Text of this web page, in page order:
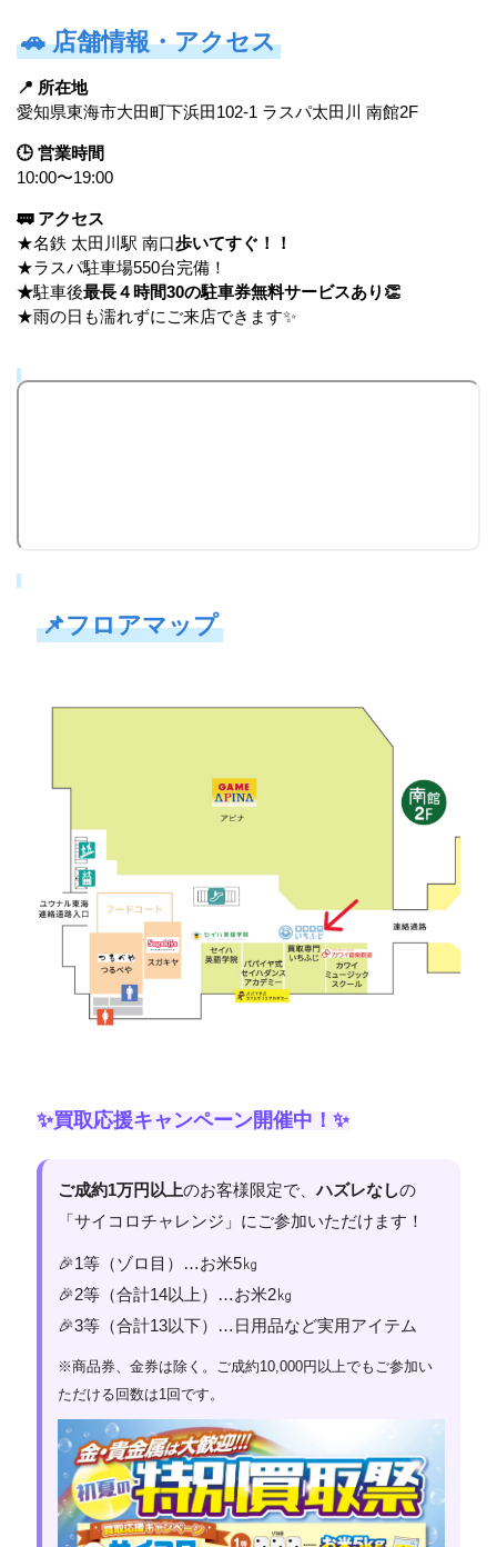
🚗店舗情報・アクセス
📍 所在地
愛知県東海市大田町下浜田102-1 ラスパ太田川 南館2F
🕒 営業時間
10:00〜19:00
🚃 アクセス
★名鉄 太田川駅 南口歩いてすぐ！！
★ラスパ駐車場550台完備！
★駐車後最長４時間30の駐車券無料サービスあり👏
★雨の日も濡れずにご来店できます✨
📌フロアマップ
✨買取応援キャンペーン開催中！✨
ご成約1万円以上のお客様限定で、ハズレなしの
「サイコロチャレンジ」にご参加いただけます！
🎉1等（ゾロ目）…お米5㎏
🎉2等（合計14以上）…お米2㎏
🎉3等（合計13以下）…日用品など実用アイテム
※商品券、金券は除く。ご成約10,000円以上でもご参加い
ただける回数は1回です。